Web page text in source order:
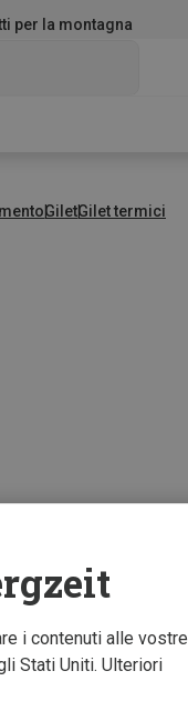
per la montagna
GiletGilet termici
i contenuti alle vostre
Stati Uniti. Ulteriori